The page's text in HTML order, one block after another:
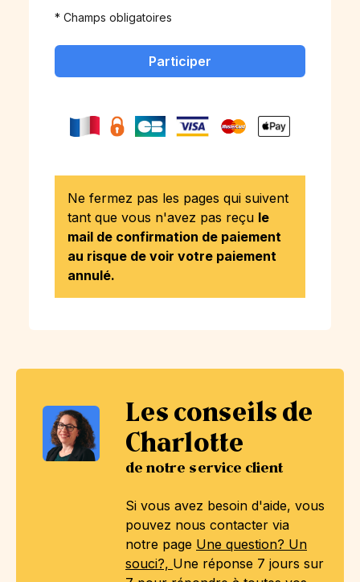
Les conseils de
Charlotte
de notre service client
Si vous avez besoin d'aide, vous
pouvez nous contacter via
notre page Une question? Un
souci?, Une réponse 7 jours sur
* Champs obligatoires
Participer
Ne fermez pas les pages qui suivent
tant que vous n'avez pas reçu le
mail de confirmation de paiement
au risque de voir votre paiement
annulé.